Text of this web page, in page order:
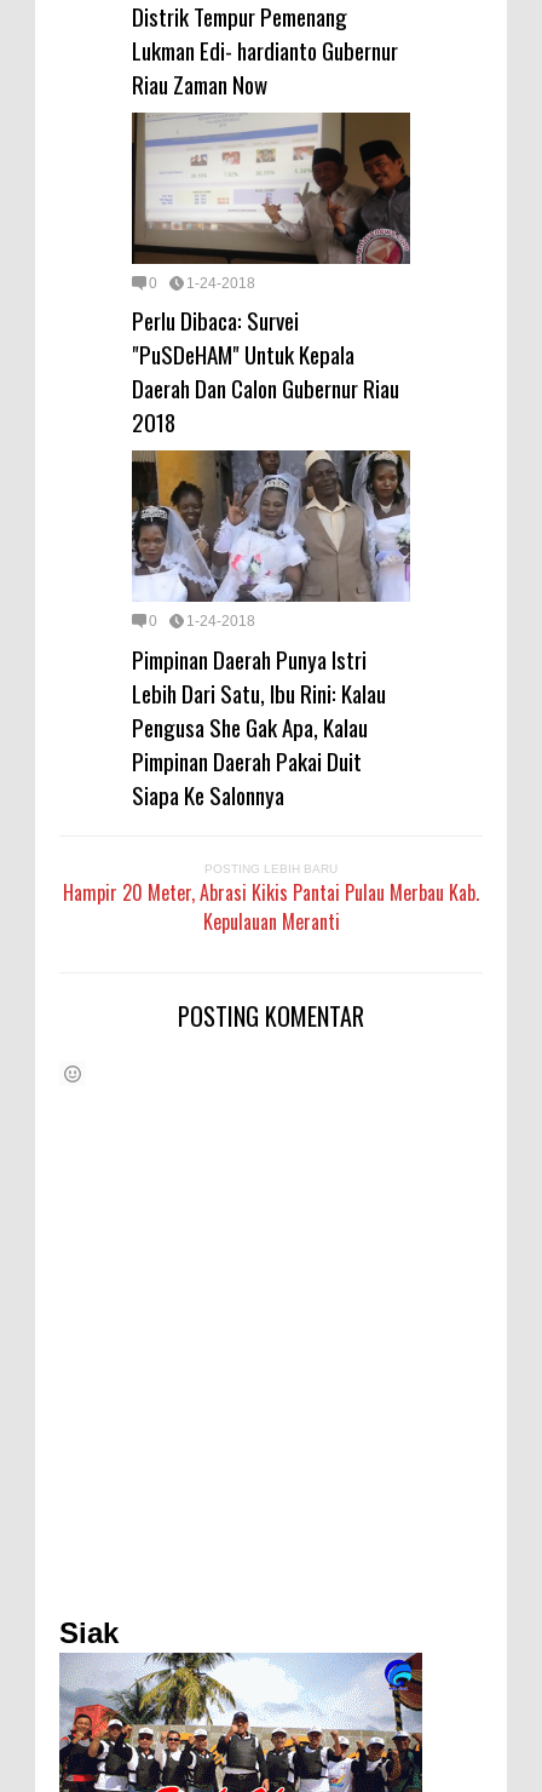
Distrik Tempur Pemenang
Lukman Edi- hardianto Gubernur
Riau Zaman Now
0 1-24-2018
Perlu Dibaca: Survei
"PuSDeHAM" Untuk Kepala
Daerah Dan Calon Gubernur Riau
2018
0 1-24-2018
Pimpinan Daerah Punya Istri
Lebih Dari Satu, Ibu Rini: Kalau
Pengusa She Gak Apa, Kalau
Pimpinan Daerah Pakai Duit
Siapa Ke Salonnya
POSTING LEBIH BARU
Hampir 20 Meter, Abrasi Kikis Pantai Pulau Merbau Kab.
Kepulauan Meranti
POSTING KOMENTAR
Siak